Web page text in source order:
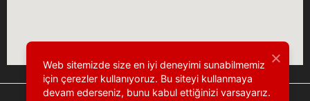
Web sitemizde size en iyi deneyimi sunabilmemiz
için çerezler kullanıyoruz. Bu siteyi kullanmaya
devam ederseniz, bunu kabul ettiğinizi varsayarız.